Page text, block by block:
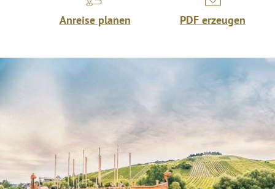
Anreise planen PDF erzeugen